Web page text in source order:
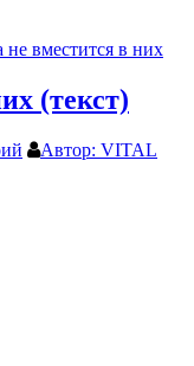
не вместится в них
(текст)
Автор: VITAL